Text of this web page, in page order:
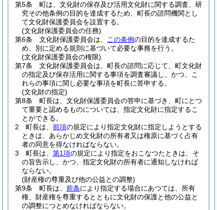
第5条
町は、文化財の保存及び活用文化財に関する調査、研
究その他条例の目的を達成するため、町長の諮問機関とし
て文化財保護委員会を設置する。
(文化財保護委員会の任務)
第6条
文化財保護委員会は、 この条例の目的を達成するた
め、別に定める規則に基づいて必要な事務を行う。
(文化財保護委員会の権限)
第7条
文化財保護委員会は、町長の諮問に応じて、町文化財
の指定及び保存活用に関する事項を調査審議し、かつ、こ
れらの事項に関し必要な事項を町長に答申する。
(文化財の指定)
第8条
町長は、文化財保護委員会の答申に基づき、町にとつ
て重要と認めるものについては、指定文化財に指定するこ
とができる。
2
町長は、 前項の規定により指定文化財に指定しようとする
ときは、あらかじめ文化財の所有者又は権原に基づく占有
者の同意を得なければならない。
3
町長は、 第1項の規定により指定をおこなつたときは、そ
の旨告示し、かつ、指定文化財の所有者に通知しなければ
ならない。
(財産権の尊重及び他の公益との調整)
第9条
町長は、 前条により指定する場合にあつては、所有
権、財産権を尊重するとともに文化財の保護と他の公益と
の調整につとめなければならない。